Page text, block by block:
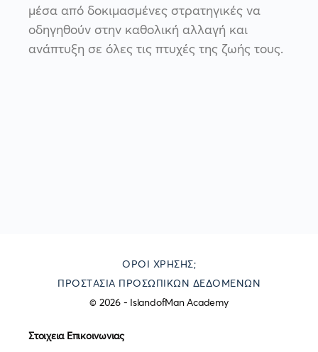
μέσα από δοκιμασμένες στρατηγικές να
οδηγηθούν στην καθολική αλλαγή και
ανάπτυξη σε όλες τις πτυχές της ζωής τους.
ΌΡΟΙ ΧΡΉΣΗΣ;
ΠΡΟΣΤΑΣΊΑ ΠΡΟΣΩΠΙΚΏΝ ΔΕΔΟΜΈΝΩΝ
© 2026 - IslandofMan Academy
Στοιχεια Επικοινωνιας